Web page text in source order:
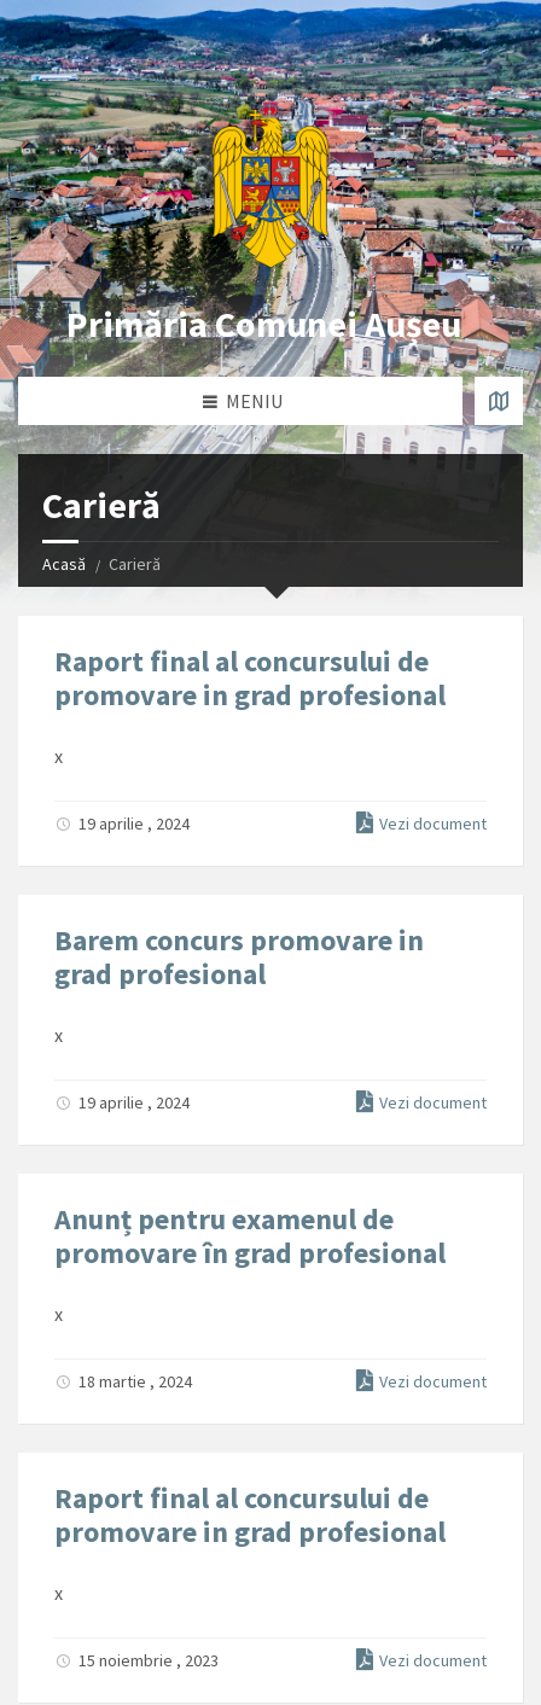
Primăria Comunei Aușeu
MENIU
Carieră
Acasă Carieră
Raport final al concursului de
promovare in grad profesional
x
19 aprilie , 2024 Vezi document
Barem concurs promovare in
grad profesional
x
19 aprilie , 2024 Vezi document
Anunț pentru examenul de
promovare în grad profesional
x
18 martie , 2024 Vezi document
Raport final al concursului de
promovare in grad profesional
x
15 noiembrie , 2023 Vezi document